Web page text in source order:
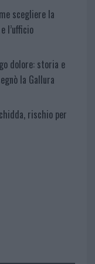
scegliere la
l’ufficio
dolore: storia e
la Gallura
rischio per